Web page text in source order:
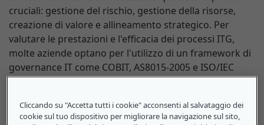
cruciali: gestione del rischio, gestione della risorse,
creazione di valore e allineamento strategico. Per
valutare le prestazioni e l'efficacia dei processi ITG,
molte aziende optano per l'utilizzo di un framework di
governance IT come COBIT, AS8015-2005 e ISO/IEC
38500:2008. Questi framework assicurano inoltre che
soddisfatti.
Cliccando su "Accetta tutti i cookie" acconsenti al salvataggio dei
cookie sul tuo dispositivo per migliorare la navigazione sul sito,